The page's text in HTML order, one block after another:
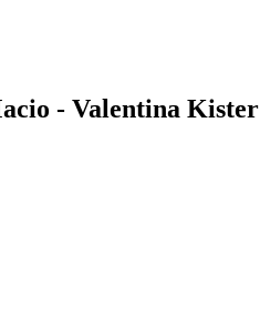
- Valentina Kister